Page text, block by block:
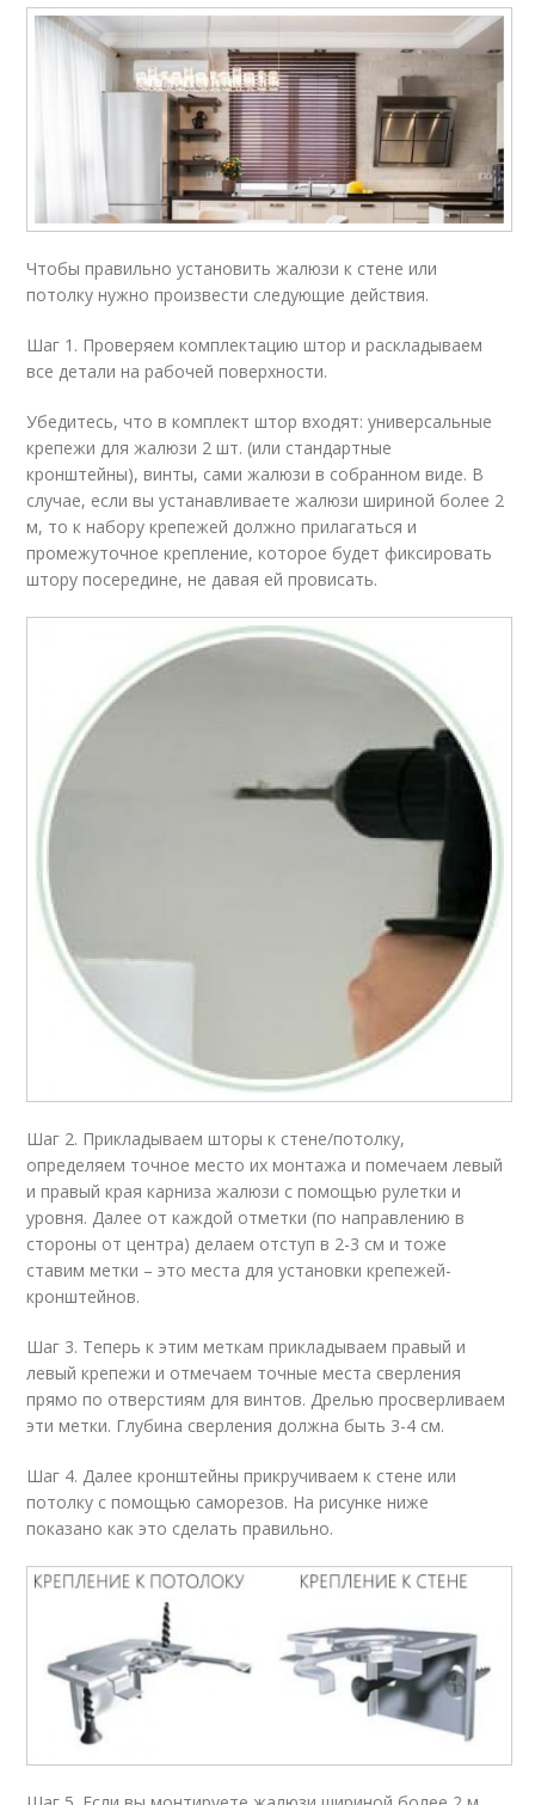
Чтобы правильно установить жалюзи к стене или
потолку нужно произвести следующие действия.
Шаг 1. Проверяем комплектацию штор и раскладываем
все детали на рабочей поверхности.
Убедитесь, что в комплект штор входят: универсальные
крепежи для жалюзи 2 шт. (или стандартные
кронштейны), винты, сами жалюзи в собранном виде. В
случае, если вы устанавливаете жалюзи шириной более 2
м, то к набору крепежей должно прилагаться и
промежуточное крепление, которое будет фиксировать
штору посередине, не давая ей провисать.
Шаг 2. Прикладываем шторы к стене/потолку,
определяем точное место их монтажа и помечаем левый
и правый края карниза жалюзи с помощью рулетки и
уровня. Далее от каждой отметки (по направлению в
стороны от центра) делаем отступ в 2-3 см и тоже
ставим метки – это места для установки крепежей-
кронштейнов.
Шаг 3. Теперь к этим меткам прикладываем правый и
левый крепежи и отмечаем точные места сверления
прямо по отверстиям для винтов. Дрелью просверливаем
эти метки. Глубина сверления должна быть 3-4 см.
Шаг 4. Далее кронштейны прикручиваем к стене или
потолку с помощью саморезов. На рисунке ниже
показано как это сделать правильно.